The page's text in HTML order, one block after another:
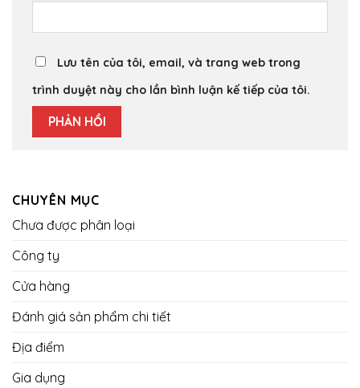
Lưu tên của tôi, email, và trang web trong
trình duyệt này cho lần bình luận kế tiếp của tôi.
CHUYÊN MỤC
Chưa được phân loại
Công ty
Cửa hàng
Đánh giá sản phẩm chi tiết
Địa điểm
Gia dụng